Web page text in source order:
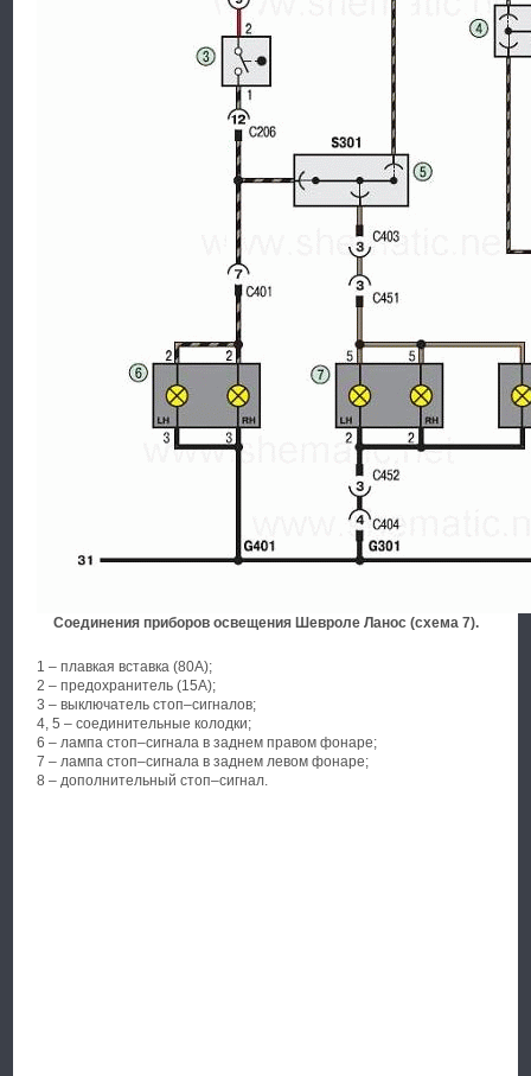
Соединения приборов освещения Шевроле Ланос (схема 7).
1 – плавкая вставка (80А);
2 – предохранитель (15А);
3 – выключатель стоп–сигналов;
4, 5 – соединительные колодки;
6 – лампа стоп–сигнала в заднем правом фонаре;
7 – лампа стоп–сигнала в заднем левом фонаре;
8 – дополнительный стоп–сигнал.